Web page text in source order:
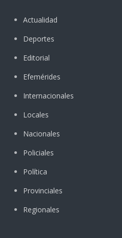
Actualidad
Deportes
Editorial
Efemérides
Internacionales
Locales
Nacionales
Policiales
Política
Provinciales
Regionales